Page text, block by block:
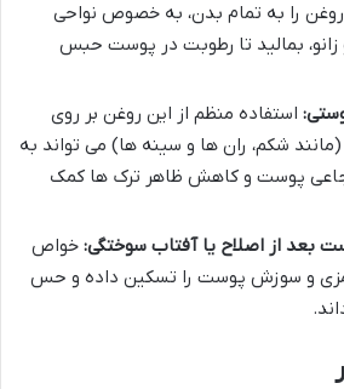
را به تمام بدن، به خصوص نواحی
بمالید تا رطوبت در پوست حبس
استفاده منظم از این روغن بر روی
شکم، ران ها و سینه ها) می تواند به
پوست و کاهش ظاهر ترک ها کمک
بعد از اصلاح یا آفتاب سوختگی: خواص
و سوزش پوست را تسکین داده و حس